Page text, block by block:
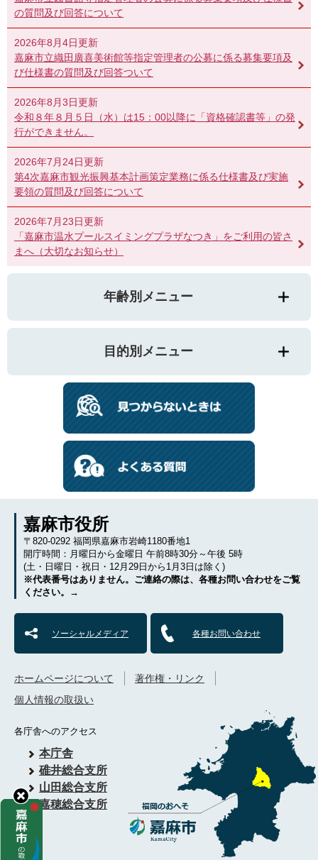
の質問及び回答について
2026年8月4日更新
嘉麻市立織田廣喜美術館等指定管理者の公募に係る募集要項及
び仕様書の質問及び回答ついて
2026年8月3日更新
令和８年８月５日（水）は15：00以降に「資格確認書等」の発
行ができません。
2026年7月24日更新
第4次嘉麻市観光振興基本計画策定業務に係る仕様書及び実施
要領の質問及び回答について
2026年7月23日更新
「嘉麻市温水プールスイミングプラザなつき」をご利用の皆さ
まへ（大切なお知らせ）
年齢別メニュー
目的別メニュー
嘉麻市役所
〒820-0292 福岡県嘉麻市岩崎1180番地1
開庁時間：月曜日から金曜日 午前8時30分～午後 5時
(土・日曜日・祝日・12月29日から1月3日は除く)
※代表番号はありません。ご連絡の際は、各種お問い合わせをご覧
ください。→
ソーシャルメディア 各種お問い合わせ
各庁舎へのアクセス
本庁舎
碓井総合支所
山田総合支所
嘉穂総合支所
ホームページについて
著作権・リンク
個人情報の取扱い